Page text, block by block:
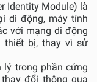
Identity Module) là
di động, máy tính
với mạng di động
thiết bị, thay vì sử
lý trong phần cứng
đổi thông qua